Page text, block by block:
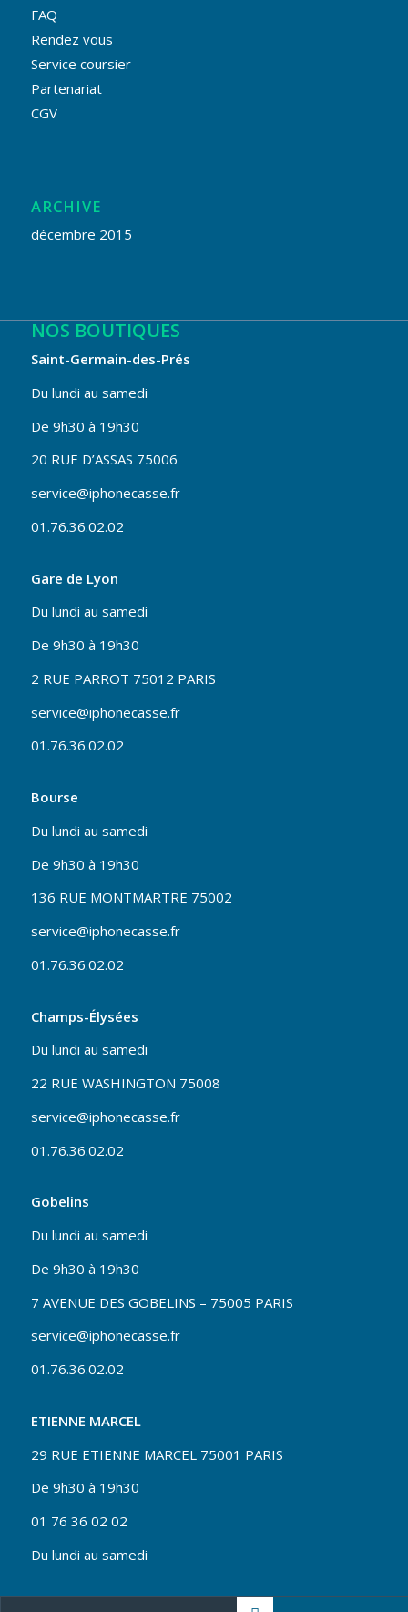
FAQ
Rendez vous
Service coursier
Partenariat
CGV
ARCHIVE
décembre 2015
NOS BOUTIQUES
Saint-Germain-des-Prés
Du lundi au samedi
De 9h30 à 19h30
20 RUE D’ASSAS 75006
service@iphonecasse.fr
01.76.36.02.02
Gare de Lyon
Du lundi au samedi
De 9h30 à 19h30
2 RUE PARROT 75012 PARIS
service@iphonecasse.fr
01.76.36.02.02
Bourse
Du lundi au samedi
De 9h30 à 19h30
136 RUE MONTMARTRE 75002
service@iphonecasse.fr
01.76.36.02.02
Champs-Élysées
Du lundi au samedi
22 RUE WASHINGTON 75008
service@iphonecasse.fr
01.76.36.02.02
Gobelins
Du lundi au samedi
De 9h30 à 19h30
7 AVENUE DES GOBELINS – 75005 PARIS
service@iphonecasse.fr
01.76.36.02.02
ETIENNE MARCEL
29 RUE ETIENNE MARCEL 75001 PARIS
De 9h30 à 19h30
01 76 36 02 02
Du lundi au samedi